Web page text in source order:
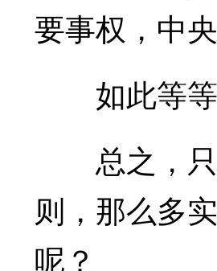
要事权，中
如此等等
总之，只
则，那么多
呢？